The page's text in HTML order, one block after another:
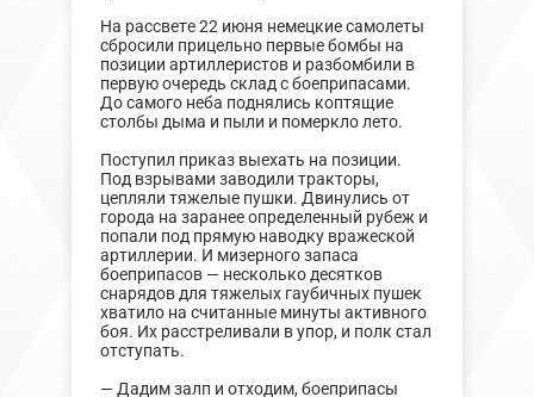
На рассвете 22 июня немецкие самолеты
сбросили прицельно первые бомбы на
позиции артиллеристов и разбомбили в
первую очередь склад с боеприпасами.
До самого неба поднялись коптящие
столбы дыма и пыли и померкло лето.
Поступил приказ выехать на позиции.
Под взрывами заводили тракторы,
цепляли тяжелые пушки. Двинулись от
города на заранее определенный рубеж и
попали под прямую наводку вражеской
артиллерии. И мизерного запаса
боеприпасов — несколько десятков
снарядов для тяжелых гаубичных пушек
хватило на считанные минуты активного
боя. Их расстреливали в упор, и полк стал
отступать.
— Дадим залп и отходим, боеприпасы